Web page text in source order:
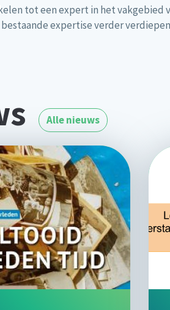
tot een expert in het vakgebied
expertise verder
Alle nieuws